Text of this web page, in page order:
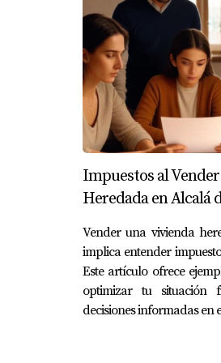
¿Qué plazo
Generalmente, el
prórroga, que puede
¿Los gastos
distintos notarios
¿Puedo
Sí, un heredero
Impuestos al
Heredada en Alcalá
Vender una vivienda
implica entender
Este artículo ofrece
optimizar tu situación
decisiones informadas en